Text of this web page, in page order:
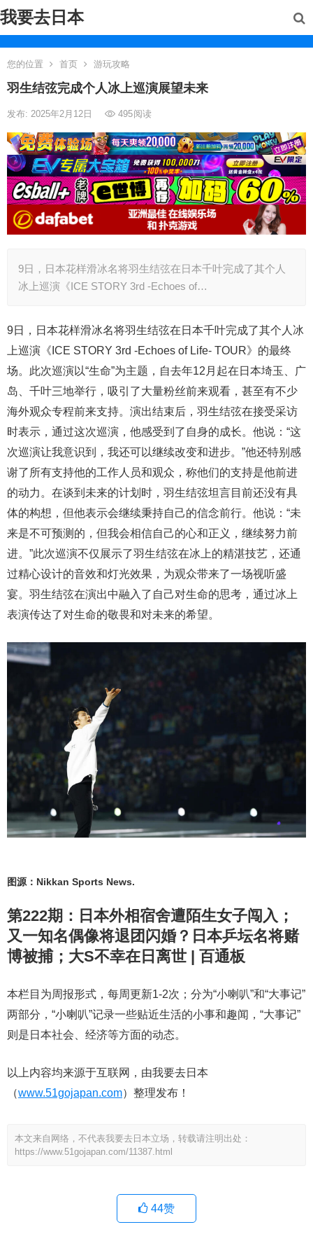
我要去日本
您的位置 首页 游玩攻略
羽生结弦完成个人冰上巡演展望未来
发布: 2025年2月12日 495阅读
9日，日本花样滑冰名将羽生结弦在日本千叶完成了其个人
冰上巡演《ICE STORY 3rd -Echoes of…
9日，日本花样滑冰名将羽生结弦在日本千叶完成了其个人冰
上巡演《ICE STORY 3rd -Echoes of Life- TOUR》的最终
场。此次巡演以“生命”为主题，自去年12月起在日本埼玉、广
岛、千叶三地举行，吸引了大量粉丝前来观看，甚至有不少
海外观众专程前来支持。演出结束后，羽生结弦在接受采访
时表示，通过这次巡演，他感受到了自身的成长。他说：“这
次巡演让我意识到，我还可以继续改变和进步。”他还特别感
谢了所有支持他的工作人员和观众，称他们的支持是他前进
的动力。在谈到未来的计划时，羽生结弦坦言目前还没有具
体的构想，但他表示会继续秉持自己的信念前行。他说：“未
来是不可预测的，但我会相信自己的心和正义，继续努力前
进。”此次巡演不仅展示了羽生结弦在冰上的精湛技艺，还通
过精心设计的音效和灯光效果，为观众带来了一场视听盛
宴。羽生结弦在演出中融入了自己对生命的思考，通过冰上
表演传达了对生命的敬畏和对未来的希望。
图源：Nikkan Sports News.
第222期：日本外相宿舍遭陌生女子闯入；
又一知名偶像将退团闪婚？日本乒坛名将赌
博被捕；大S不幸在日离世 | 百通板
本栏目为周报形式，每周更新1-2次；分为“小喇叭”和“大事记”
两部分，“小喇叭”记录一些贴近生活的小事和趣闻，“大事记”
则是日本社会、经济等方面的动态。
以上内容均来源于互联网，由我要去日本
（www.51gojapan.com）整理发布！
本文来自网络，不代表我要去日本立场，转载请注明出处：
https://www.51gojapan.com/11387.html
44赞